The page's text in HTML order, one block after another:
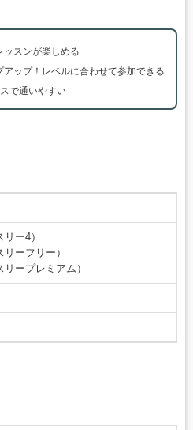
ッスンが楽しめる
ップ！レベルに合わせて参加できる
で通いやすい
ー4）
ーフリー）
ープレミアム）